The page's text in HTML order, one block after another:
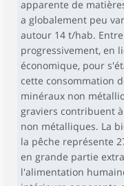
apparente de
a globalement peu
autour 14 t/hab.
progressivement, en
économique, pour
cette consommation
minéraux non
graviers contribuent
non métalliques. La
la pêche représente
en grande partie
l'alimentation